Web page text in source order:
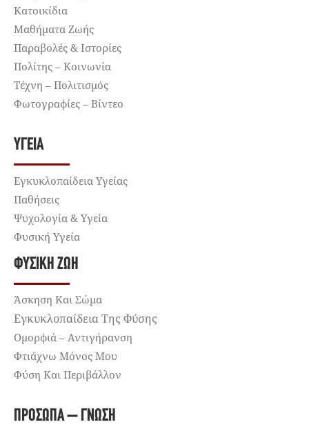
Κατοικίδια
Μαθήματα Ζωής
Παραβολές & Ιστορίες
Πολίτης – Κοινωνία
Τέχνη – Πολιτισμός
Φωτογραφίες – Βίντεο
ΥΓΕΊΑ
Εγκυκλοπαίδεια Υγείας
Παθήσεις
Ψυχολογία & Υγεία
Φυσική Υγεία
ΦΥΣΙΚΉ ΖΩΉ
Άσκηση Και Σώμα
Εγκυκλοπαίδεια Της Φύσης
Ομορφιά – Αντιγήρανση
Φτιάχνω Μόνος Μου
Φύση Και Περιβάλλον
ΠΡΌΣΩΠΑ – ΓΝΏΣΗ